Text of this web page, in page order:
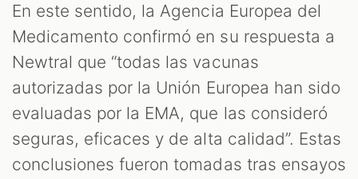
En este sentido, la Agencia Europea del
Medicamento confirmó en su respuesta a
Newtral que “todas las vacunas
autorizadas por la Unión Europea han sido
evaluadas por la EMA, que las consideró
seguras, eficaces y de alta calidad”. Estas
conclusiones fueron tomadas tras ensayos